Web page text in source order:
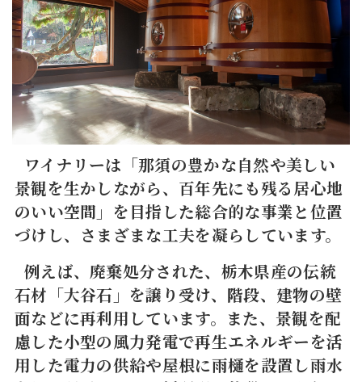
ワイナリーは「那須の豊かな自然や美しい
景観を生かしながら、百年先にも残る居心地
のいい空間」を目指した総合的な事業と位置
づけし、さまざまな工夫を凝らしています。
例えば、廃棄処分された、栃木県産の伝統
石材「大谷石」を譲り受け、階段、建物の壁
面などに再利用しています。また、景観を配
慮した小型の風力発電で再生エネルギーを活
用した電力の供給や屋根に雨樋を設置し雨水